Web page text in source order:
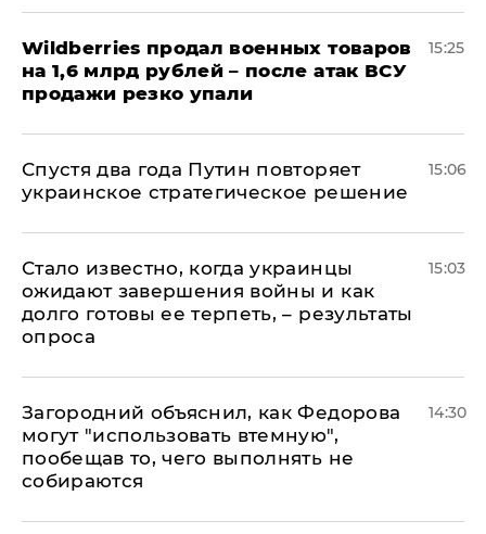
​Wildberries продал военных товаров
на 1,6 млрд рублей – после атак ВСУ
продажи резко упали
15:25
Спустя два года Путин повторяет
украинское стратегическое решение
15:06
Стало известно, когда украинцы
ожидают завершения войны и как
долго готовы ее терпеть, – результаты
опроса
15:03
Загородний объяснил, как Федорова
могут "использовать втемную",
пообещав то, чего выполнять не
собираются
14:30